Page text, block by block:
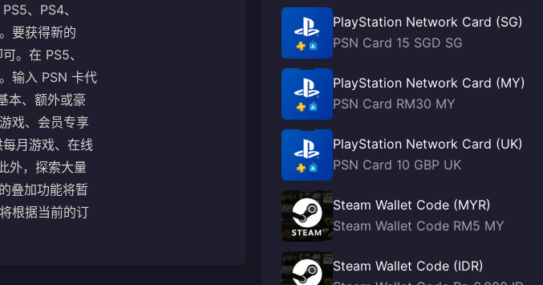
、PS4、
要获得新的
。在 PS5、
输入 PSN 卡代
本、额外或豪
戏、会员专享
月游戏、在线
外，探索大量
叠加功能将暂
根据当前的订
PlayStation Network Card (SG)
PSN Card 15 SGD SG
PlayStation Network Card (MY)
PSN Card RM30 MY
PlayStation Network Card (UK)
PSN Card 10 GBP UK
Steam Wallet Code (MYR)
Steam Wallet Code RM5 MY
Steam Wallet Code (IDR)